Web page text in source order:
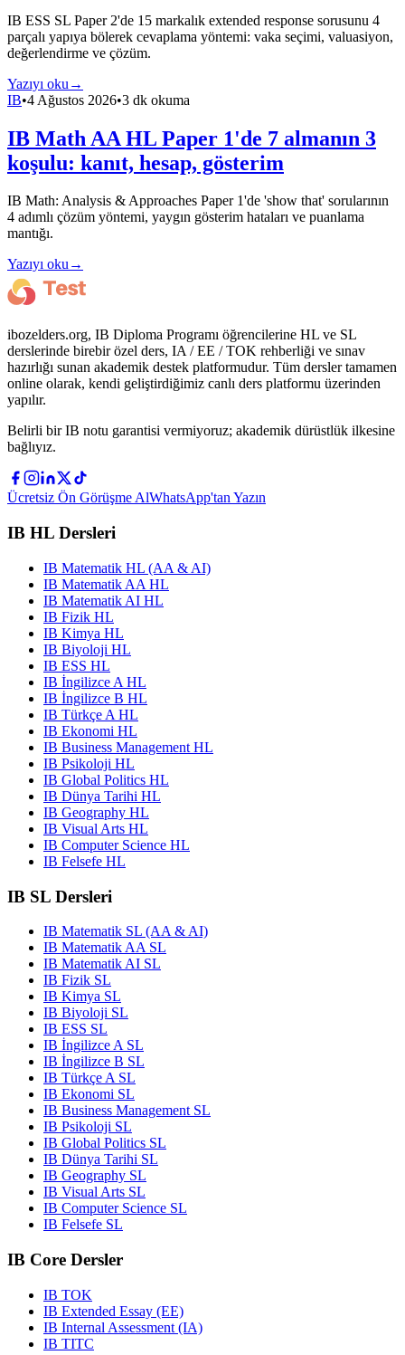
IB ESS SL Paper 2'de 15 markalık extended response sorusunu 4
parçalı yapıya bölerek cevaplama yöntemi: vaka seçimi, valuasiyon,
değerlendirme ve çözüm.
Yazıyı oku →
IB•4 Ağustos 2026•3 dk okuma
IB Math AA HL Paper 1'de 7 almanın 3
koşulu: kanıt, hesap, gösterim
IB Math: Analysis & Approaches Paper 1'de 'show that' sorularının
4 adımlı çözüm yöntemi, yaygın gösterim hataları ve puanlama
mantığı.
Yazıyı oku→
ibozelders.org, IB Diploma Programı öğrencilerine HL ve SL
derslerinde birebir özel ders, IA / EE / TOK rehberliği ve sınav
hazırlığı sunan akademik destek platformudur. Tüm dersler tamamen
online olarak, kendi geliştirdiğimiz canlı ders platformu üzerinden
yapılır.
Belirli bir IB notu garantisi vermiyoruz; akademik dürüstlük ilkesine
bağlıyız.
Ücretsiz Ön Görüşme AlWhatsApp'tan Yazın
IB HL Dersleri
IB Matematik HL (AA & AI)
IB Matematik AA HL
IB Matematik AI HL
IB Fizik HL
IB Kimya HL
IB Biyoloji HL
IB ESS HL
IB İngilizce A HL
IB İngilizce B HL
IB Türkçe A HL
IB Ekonomi HL
IB Business Management HL
IB Psikoloji HL
IB Global Politics HL
IB Dünya Tarihi HL
IB Geography HL
IB Visual Arts HL
IB Computer Science HL
IB Felsefe HL
IB SL Dersleri
IB Matematik SL (AA & AI)
IB Matematik AA SL
IB Matematik AI SL
IB Fizik SL
IB Kimya SL
IB Biyoloji SL
IB ESS SL
IB İngilizce A SL
IB İngilizce B SL
IB Türkçe A SL
IB Ekonomi SL
IB Business Management SL
IB Psikoloji SL
IB Global Politics SL
IB Dünya Tarihi SL
IB Geography SL
IB Visual Arts SL
IB Computer Science SL
IB Felsefe SL
IB Core Dersler
IB TOK
IB Extended Essay (EE)
IB Internal Assessment (IA)
IB TITC